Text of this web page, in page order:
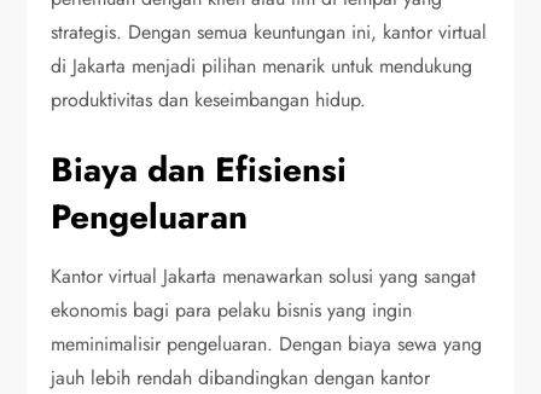
strategis. Dengan semua keuntungan ini, kantor virtual
di Jakarta menjadi pilihan menarik untuk mendukung
produktivitas dan keseimbangan hidup.
Biaya dan Efisiensi
Pengeluaran
Kantor virtual Jakarta menawarkan solusi yang sangat
ekonomis bagi para pelaku bisnis yang ingin
meminimalisir pengeluaran. Dengan biaya sewa yang
jauh lebih rendah dibandingkan dengan kantor